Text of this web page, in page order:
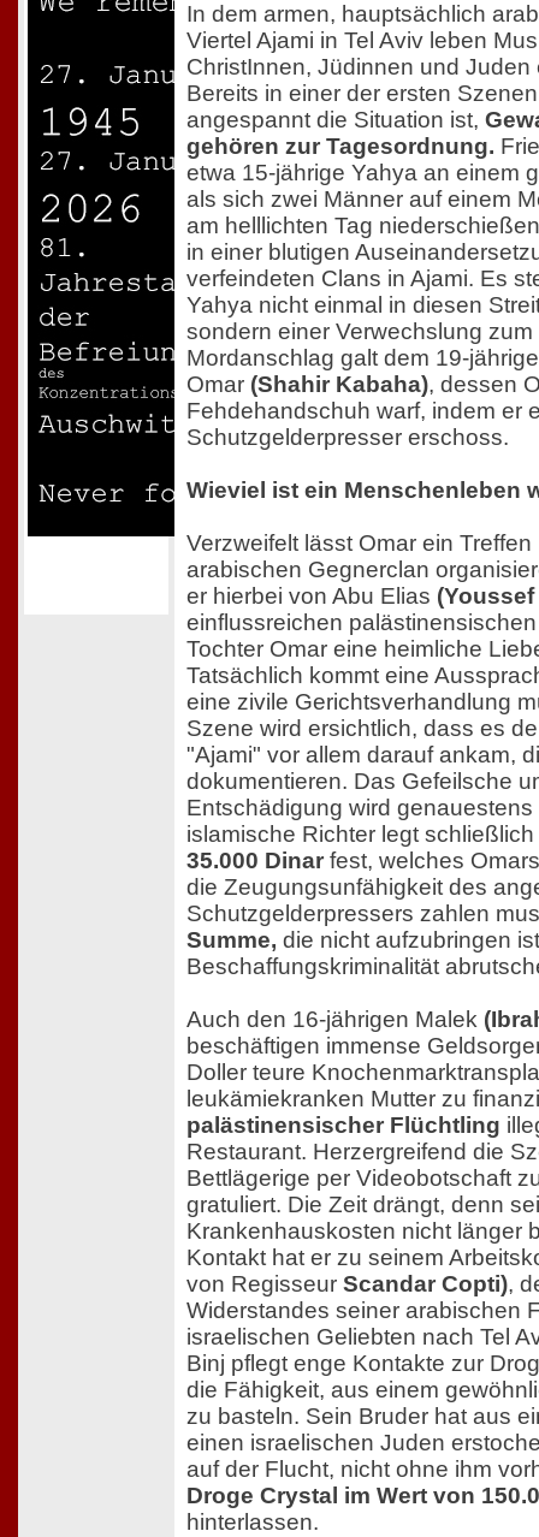
In dem armen, hauptsächlich
Viertel Ajami in Tel Aviv leben
ChristInnen, Jüdinnen und Juden
Bereits in einer der ersten
angespannt die Situation ist,
gehören zur Tagesordnung.
etwa 15-jährige Yahya an einem
als sich zwei Männer auf einem
am helllichten Tag
in einer blutigen
verfeindeten Clans in Ajami. Es
Yahya nicht einmal in diesen
sondern einer Verwechslung zum
Mordanschlag galt dem 19-
Omar (Shahir Kabaha), dessen
Fehdehandschuh warf, indem er
Schutzgelderpresser erschoss.
Wieviel ist ein Menschenleben
Verzweifelt lässt Omar ein
arabischen Gegnerclan
er hierbei von Abu Elias
einflussreichen
Tochter Omar eine heimliche
Tatsächlich kommt eine
eine zivile Gerichtsverhandlung
Szene wird ersichtlich, dass es
"Ajami" vor allem darauf ankam,
dokumentieren. Das Gefeilsche
Entschädigung wird
islamische Richter legt
35.000 Dinar fest, welches
die Zeugungsunfähigkeit des
Schutzgelderpressers zahlen
Summe, die nicht aufzubringen
Beschaffungskriminalität
Auch den 16-jährigen Malek
beschäftigen immense
Doller teure
leukämiekranken Mutter zu
palästinensischer Flüchtling
Restaurant. Herzergreifend die
Bettlägerige per Videobotschaft
gratuliert. Die Zeit drängt, denn
Krankenhauskosten nicht länger
Kontakt hat er zu seinem
von Regisseur Scandar Copti),
Widerstandes seiner arabischen
israelischen Geliebten nach Tel
Binj pflegt enge Kontakte zur
die Fähigkeit, aus einem
zu basteln. Sein Bruder hat aus
einen israelischen Juden
auf der Flucht, nicht ohne ihm
Droge Crystal im Wert von
hinterlassen.